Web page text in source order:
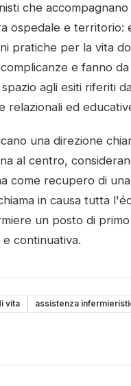
che
ospedale e territorio:
pratiche per la vita
e fanno
agli esiti riferiti
relazionali ed
una direzione
al centro,
come recupero di
in causa tutta
un posto di
continuativa.
vita assistenza